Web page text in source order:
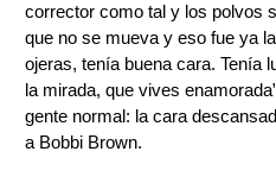
corrector como tal y los polvos
que no se mueva y eso fue ya
ojeras, tenía buena cara. Tenía
la mirada, que vives
gente normal: la cara
a Bobbi Brown.